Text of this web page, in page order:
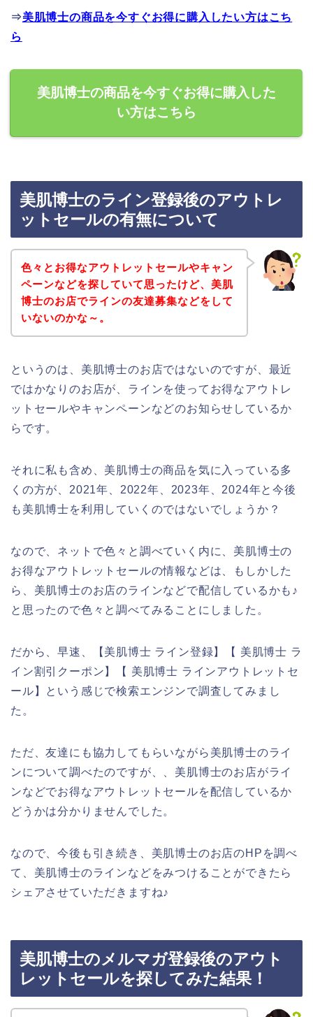
⇒美肌博士の商品を今すぐお得に購入したい方はこち
ら
美肌博士の商品を今すぐお得に購入した
い方はこちら
美肌博士のライン登録後のアウトレ
ットセールの有無について
色々とお得なアウトレットセールやキャン
ペーンなどを探していて思ったけど、美肌
博士のお店でラインの友達募集などをして
いないのかな～。
というのは、美肌博士のお店ではないのですが、最近
ではかなりのお店が、ラインを使ってお得なアウトレ
ットセールやキャンペーンなどのお知らせしているか
らです。
それに私も含め、美肌博士の商品を気に入っている多
くの方が、2021年、2022年、2023年、2024年と今後
も美肌博士を利用していくのではないでしょうか？
なので、ネットで色々と調べていく内に、美肌博士の
お得なアウトレットセールの情報などは、もしかした
ら、美肌博士のお店のラインなどで配信しているかも♪
と思ったので色々と調べてみることにしました。
だから、早速、【美肌博士 ライン登録】【 美肌博士 ラ
イン割引クーポン】【 美肌博士 ラインアウトレットセ
ール】という感じで検索エンジンで調査してみまし
た。
ただ、友達にも協力してもらいながら美肌博士のライ
ンについて調べたのですが、、美肌博士のお店がライ
ンなどでお得なアウトレットセールを配信しているか
どうかは分かりませんでした。
なので、今後も引き続き、美肌博士のお店のHPを調べ
て、美肌博士のラインなどをみつけることができたら
シェアさせていただきますね♪
美肌博士のメルマガ登録後のアウト
レットセールを探してみた結果！